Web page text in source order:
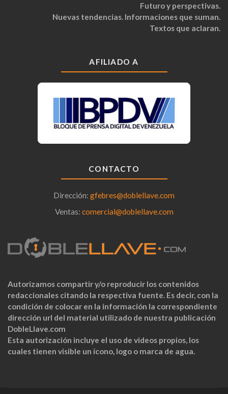
Futuro y perspectivas.
Nuevas tendencias. Informaciones que suman.
Textos que aclaran.
AFILIADO A
CONTACTO
Dirección: gfebres@doblellave.com
Ventas: comercial@doblellave.com
Autorizamos compartir y/o reproducir los contenidos
redaccionales citando la respectiva fuente. Es decir, con la
condición de colocar en la información la correspondiente
dirección url del material utilizado de nuestra publicación
DobleLlave.com
Esta autorización incluye el uso de videos propios, los
cuales tienen visible un ícono, logo o marca de agua.